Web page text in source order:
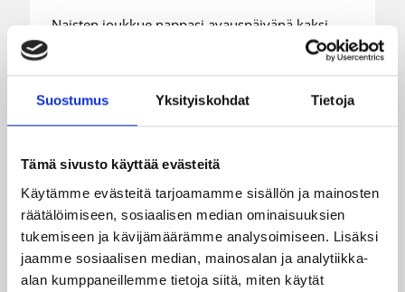
Suostumus Yksityiskohdat Tietoja
Tämä sivusto käyttää evästeitä
Käytämme evästeitä tarjoamamme sisällön ja mainosten
räätälöimiseen, sosiaalisen median ominaisuuksien
tukemiseen ja kävijämäärämme analysoimiseen. Lisäksi
jaamme sosiaalisen median, mainosalan ja analytiikka-
alan kumppaneillemme tietoja siitä, miten käytät
Naisten joukkue nappasi avauspäivänä kaksi
voittoa neljästä ottelustaan, kun taas miesten
voittoja.